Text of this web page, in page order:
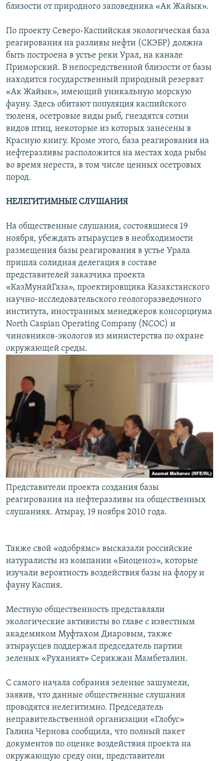
близости от природного заповедника «Ак Жайык».
По проекту Северо-Каспийская экологическая база
реагирования на разливы нефти (СКЭБР) должна
быть построена в устье реки Урал, на канале
Приморский. В непосредственной близости от базы
находится государственный природный резерват
«Ак Жайык», имеющий уникальную морскую
фауну. Здесь обитают популяция каспийского
тюленя, осетровые виды рыб, гнездятся сотни
видов птиц, некоторые из которых занесены в
Красную книгу. Кроме этого, база реагирования на
нефтеразливы расположится на местах хода рыбы
во время нереста, в том числе ценных осетровых
пород.
НЕЛЕГИТИМНЫЕ СЛУШАНИЯ
На общественные слушания, состоявшиеся 19
ноября, убеждать атыраусцев в необходимости
размещения базы реагирования в устье Урала
пришла солидная делегация в составе
представителей заказчика проекта
«КазМунайГаза», проектировщика Казахстанского
научно-исследовательского геологоразведочного
института, иностранных менеджеров консорциума
North Caspian Operating Company (NCOC) и
чиновников-экологов из министерства по охране
окружающей среды.
Представители проекта создания базы
реагирования на нефтеразливы на общественных
слушаниях. Атырау, 19 ноября 2010 года.
Также свой «одобрямс» высказали российские
натуралисты из компании «Биоценоз», которые
изучали вероятность воздействия базы на флору и
фауну Каспия.
Местную общественность представляли
экологические активисты во главе с известным
академиком Муфтахом Диаровым, также
атыраусцев поддержал председатель партии
зеленых «Руханият» Серикжан Мамбеталин.
С самого начала собрания зеленые зашумели,
заявив, что данные общественные слушания
проводятся нелегитимно. Председатель
неправительственной организации «Глобус»
Галина Чернова сообщила, что полный пакет
документов по оценке воздействия проекта на
окружающую среду они, представители